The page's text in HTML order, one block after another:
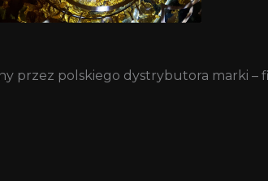
przez polskiego dystrybutora marki